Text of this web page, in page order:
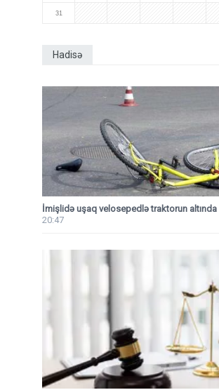
31
Hadisə
İmişlidə uşaq velosepedlə traktorun
20:47